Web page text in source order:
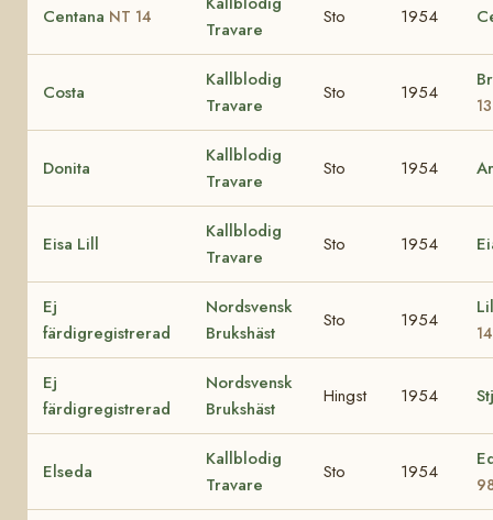
Centana NT 14
Travare
Sto 1954
Costa
Kallblodig
Travare
Sto 1954
Donita
Kallblodig
Travare
Sto 1954
Eisa Lill
Kallblodig
Travare
Sto 1954
Ej
färdigregistrerad
Nordsvensk
Brukshäst
Sto 1954
Ej
färdigregistrerad
Nordsvensk
Brukshäst
Hingst 1954
Elseda
Kallblodig
Travare
Sto 1954